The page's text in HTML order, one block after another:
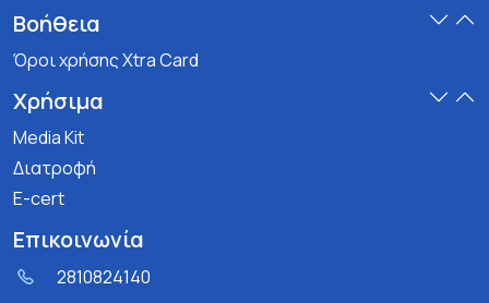
Βοήθεια
Όροι χρήσης Xtra Card
Χρήσιμα
Media Kit
Διατροφή
E-cert
Επικοινωνία
2810824140